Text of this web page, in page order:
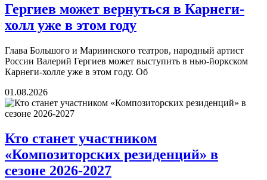
Гергиев может вернуться в Карнеги-
холл уже в этом году
Глава Большого и Мариинского театров, народный артист
России Валерий Гергиев может выступить в нью-йоркском
Карнеги-холле уже в этом году. Об
01.08.2026
Кто станет участником
«Композиторских резиденций» в
сезоне 2026-2027